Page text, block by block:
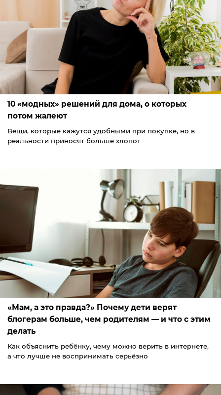
10 «модных» решений для дома, о которых
потом жалеют
Вещи, которые кажутся удобными при покупке, но в
реальности приносят больше хлопот
«Мам, а это правда?» Почему дети верят
блогерам больше, чем родителям — и что с этим
делать
Как объяснить ребёнку, чему можно верить в интернете,
а что лучше не воспринимать серьёзно